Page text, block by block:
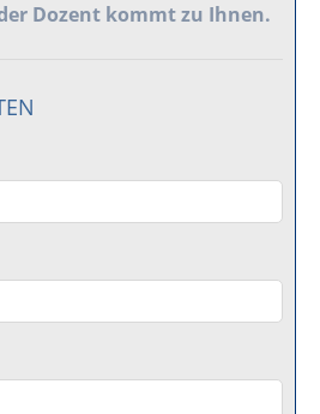
Dozent kommt zu Ihnen.